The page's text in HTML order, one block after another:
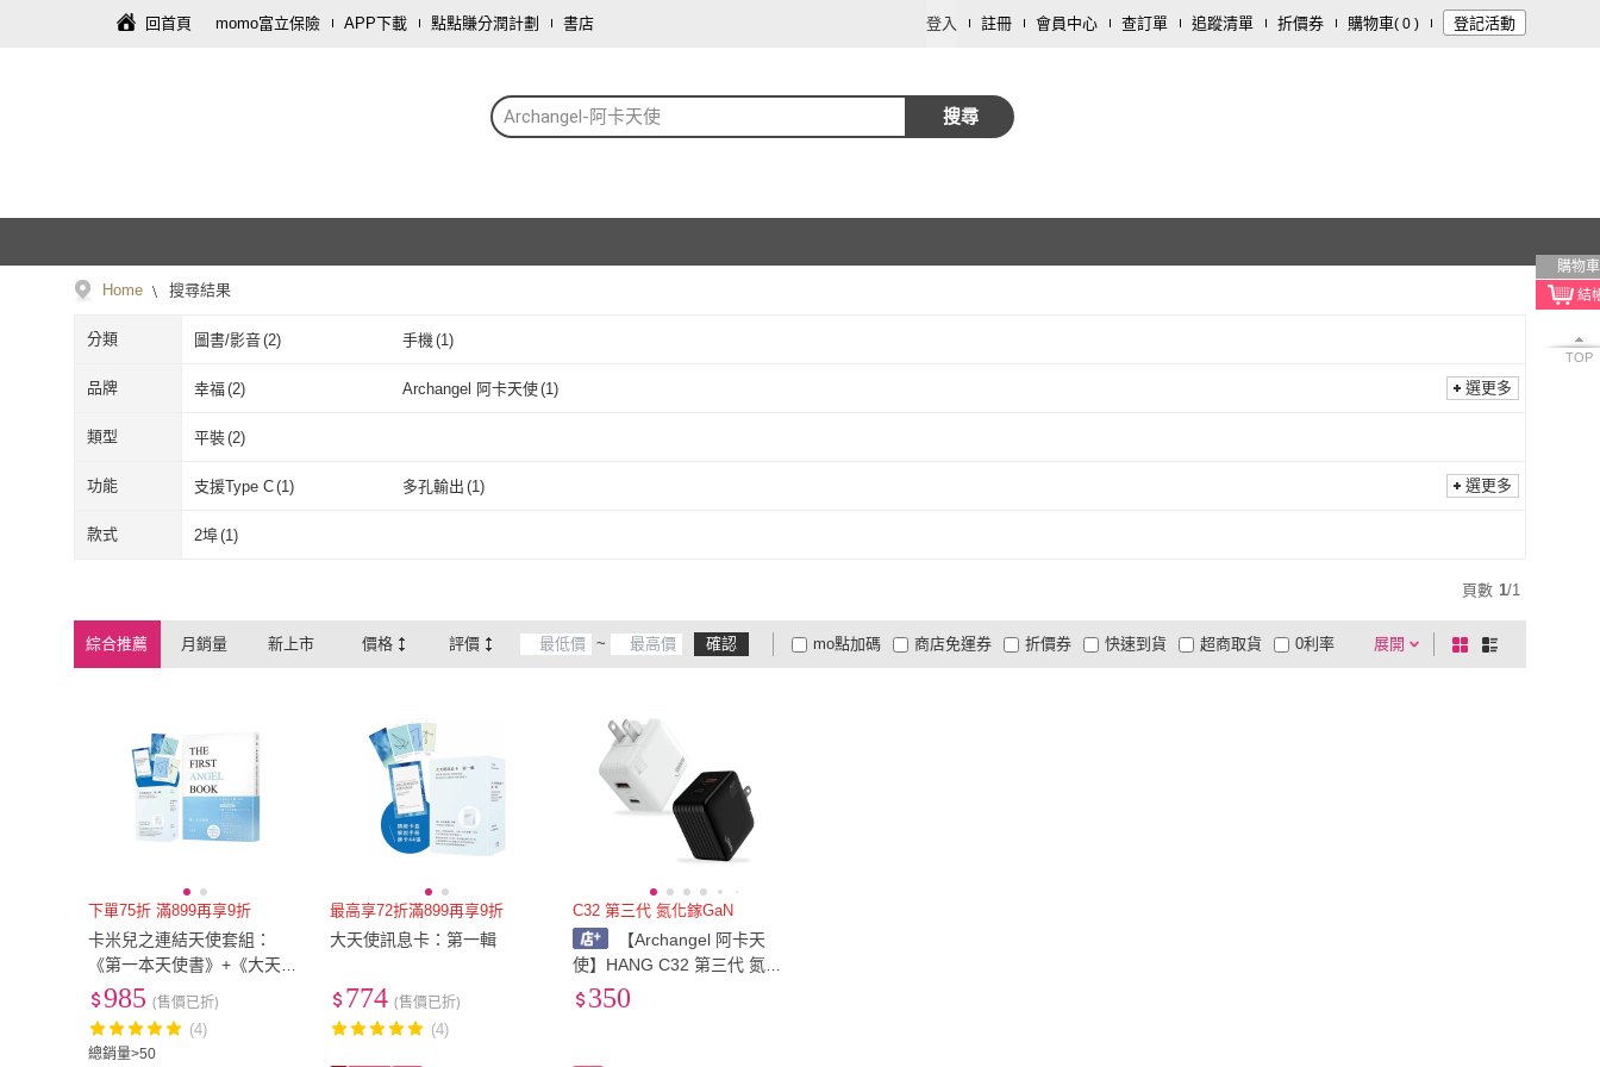
回首頁 momo富立保險 APP下載 點點賺分潤計劃 書店 登入 註冊 會員中心 查訂單 追蹤清單 折價券 購物車( 0 ) 登記活動
Archangel-阿卡天使 搜尋
購物車
TOP
Home 搜尋結果
分類 圖書/影音(2) 手機(1)
品牌 幸福(2) Archangel 阿卡天使(1)
幸福
選更多
類型 平裝(2)
平裝(2 )
功能 支援Type C(1) 多孔輸出 (1)
支援Type C
選更多
款式 2埠(1)
頁數 1/1
綜合推薦 月銷量 新上市 價格 評價 ~ 確認 展開
折價券
有影片
商品有量 電視購物
mo點加碼 快速到貨 超商取貨
大家電安心配
大家電快配
商店免運券 0利率
棋
盤
列
下單75折 滿899再享9折
卡米兒之連結天使套組：
《第一本天使書》+《大天使
訊息卡：第一輯》
總銷量>50
985 (售價已折)
(4)
最高享72折滿899再享9折
大天使訊息卡：第一輯
774 (售價已折)
(4)
C32 第三代 氮化鎵GaN
【Archangel 阿卡天
使】HANG C32 第三代 氮化
鎵GaN 30W 雙孔快充頭 PD
350